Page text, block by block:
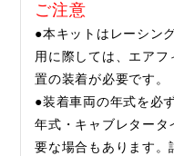
ご注意
●本キットはレーシン
用に際しては、エア
置の装着が必要です。
●装着車両の年式を必
年式・キャブレタータ
要な場合もあります。